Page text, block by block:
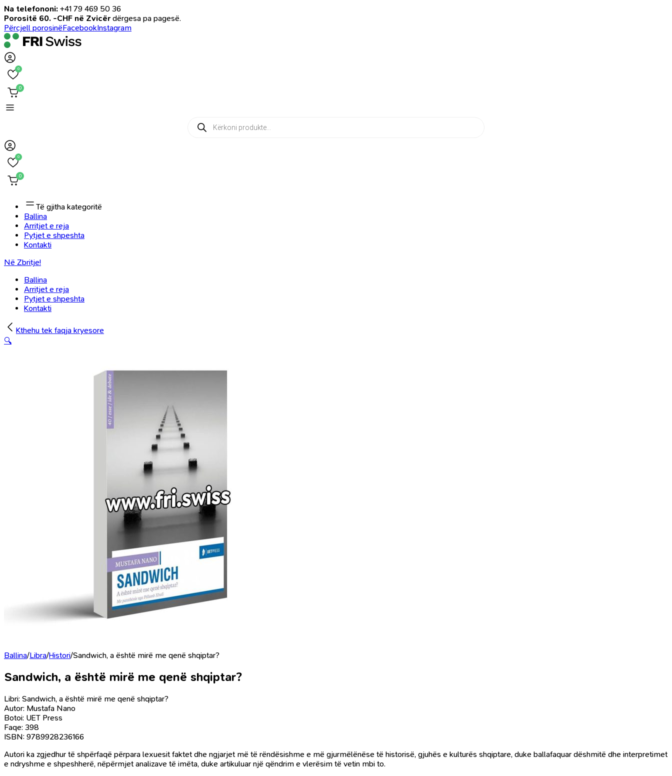
Na telefononi: +41 79 469 50 36
Porositë 60. -CHF në Zvicër dërgesa pa pagesë.
Përcjell porosinëFacebookInstagram
0
0
Products
search
0
0
Të gjitha kategoritë
Ballina
Arritjet e reja
Pytjet e shpeshta
Kontakti
Në Zbritje!
Ballina
Arritjet e reja
Pytjet e shpeshta
Kontakti
Kthehu tek faqja kryesore
🔍
Ballina/Libra/Histori/Sandwich, a është mirë me qenë shqiptar?
Sandwich, a është mirë me qenë shqiptar?
Libri: Sandwich, a është mirë me qenë shqiptar?
Autor: Mustafa Nano
Botoi: UET Press
Faqe: 398
ISBN: 9789928236166
Autori ka zgjedhur të shpërfaqë përpara lexuesit faktet dhe ngjarjet më të rëndësishme e më gjurmëlënëse të historisë, gjuhës e kulturës shqiptare, duke ballafaquar dëshmitë dhe interpretimet
e ndryshme e shpeshherë, nëpërmjet analizave të imëta, duke artikuluar një qëndrim e vlerësim të vetin mbi to.